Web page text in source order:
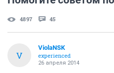
4897 45
V
ViolaNSK
experienced
26 апреля 2014